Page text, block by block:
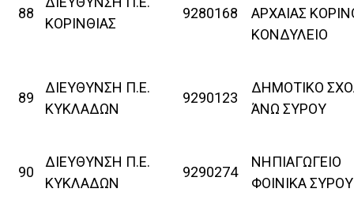
88
ΚΟΡΙΝΘΙΑΣ
9280168
ΑΡΧΑΙΑΣ
ΚΟΝΔΥΛΕΙΟ
89
ΔΙΕΥΘΥΝΣΗ Π.Ε.
ΚΥΚΛΑΔΩΝ
9290123
ΔΗΜΟΤΙΚΟ
ΆΝΩ ΣΥΡΟΥ
90
ΔΙΕΥΘΥΝΣΗ Π.Ε.
ΚΥΚΛΑΔΩΝ
9290274
ΝΗΠΙΑΓΩΓΕΙΟ
ΦΟΙΝΙΚΑ ΣΥΡΟΥ